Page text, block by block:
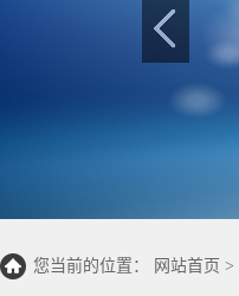
您当前的位置： 网站首页 >